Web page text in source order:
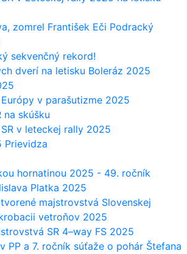
zomrel František Eči Podracký
sekvenčný rekord!
dverí na letisku Boleráz 2025
v parašutizme 2025
na skúšku
v leteckej rally 2025
Prievidza
hornatinou 2025 - 49. ročník
Platka 2025
majstrovstvá Slovenskej
vetroňov 2025
SR 4–way FS 2025
PP a 7. ročník súťaže o pohár Štefana